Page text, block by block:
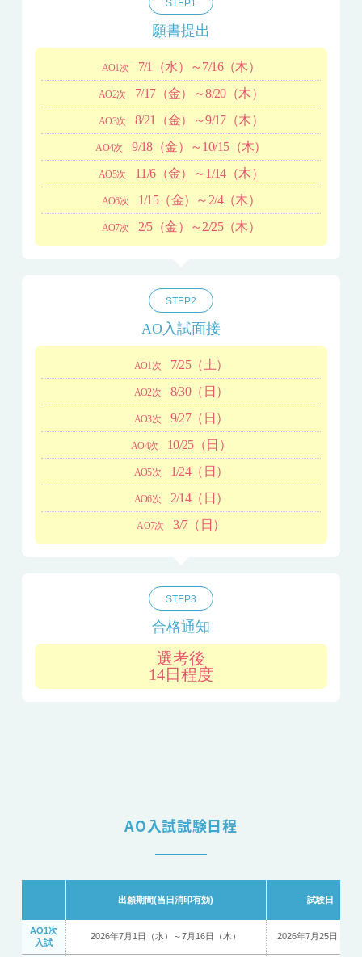
STEP1
願書提出
AO1次 7/1 （水） ～7/16（木）
AO2次 7/17（金） ～8/20（木）
AO3次 8/21 （金） ～9/17（木）
AO4次9/18（金） ～10/15（木）
AO5次 11/6（金） ～1/14（木）
AO6次 1/15（金） ～2/4（木）
AO7次 2/5（金） ～2/25（木）
STEP2
AO入試面接
AO1次 7/25（土）
AO2次 8/30（日）
AO3次 9/27（日）
AO4次 10/25（日）
AO5次 1/24（日）
AO6次 2/14（日）
AO7次3/7（日）
STEP3
合格通知
選考後
14日程度
AO入試試験日程
出願期間(当日消印有効) 試験日
AO1次
入試
2026年7月1日（水）～7月16日（木） 2026年7月25日（土